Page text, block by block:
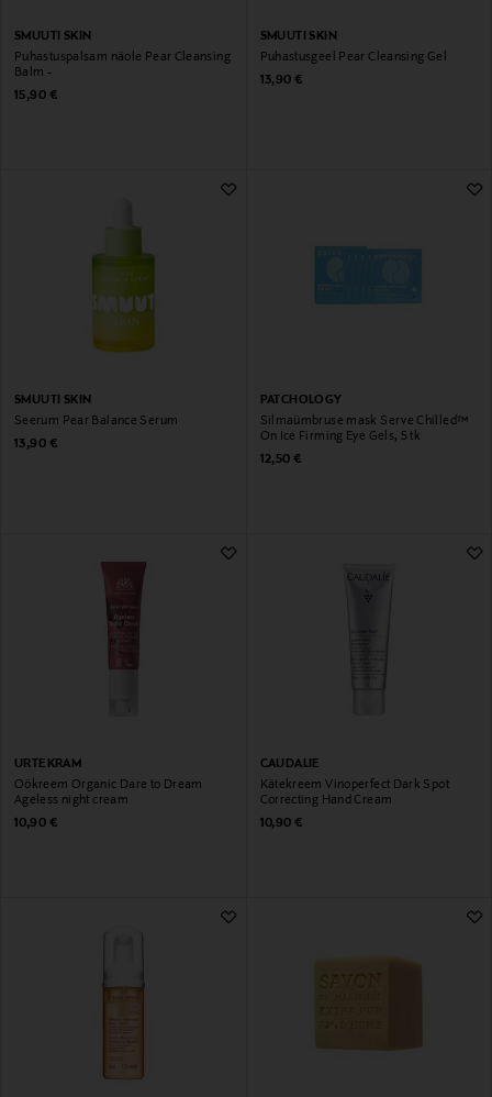
SMUUTI SKIN
Puhastuspalsam näole Pear Cleansing
Balm -
Original Price
15,90 €
SMUUTI SKIN
Puhastusgeel Pear Cleansing Gel
Original Price
13,90 €
SMUUTI SKIN
Seerum Pear Balance Serum
Original Price
13,90 €
PATCHOLOGY
Silmaümbruse mask Serve Chilled™
On Ice Firming Eye Gels, 5 tk
Original Price
12,50 €
URTEKRAM
Öökreem Organic Dare to Dream
Ageless night cream
Original Price
10,90 €
CAUDALIE
Kätekreem Vinoperfect Dark Spot
Correcting Hand Cream
Original Price
10,90 €